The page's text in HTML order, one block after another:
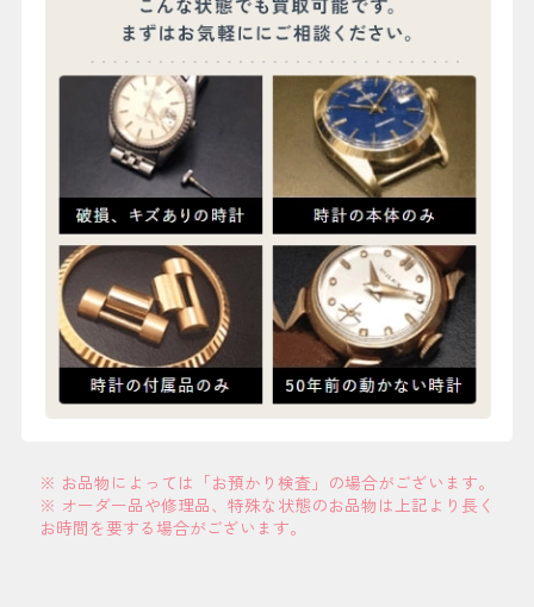
※ お品物によっては「お預かり検査」の場合がございます。
※ オーダー品や修理品、特殊な状態のお品物は上記より長く
お時間を要する場合がございます。